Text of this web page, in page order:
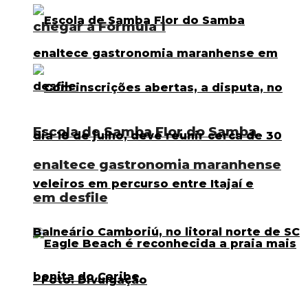
Escola de Samba Flor do Samba
enaltece gastronomia maranhense
em desfile
chegar à Fórmula 1